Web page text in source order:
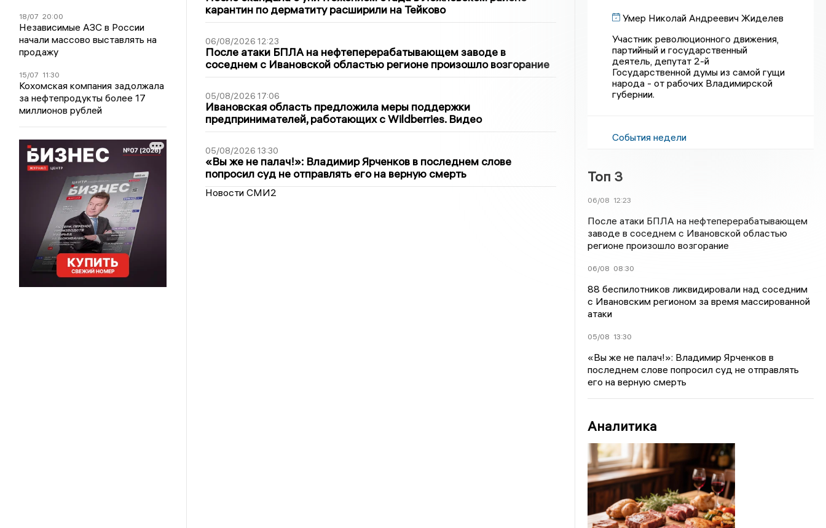
18/07 20:00
Независимые АЗС в России
начали массово выставлять на
продажу
15/07 11:30
Кохомская компания задолжала
за нефтепродукты более 17
миллионов рублей
карантин по дерматиту расширили на Тейково
06/08/2026 12:23
После атаки БПЛА на нефтеперерабатывающем заводе в
соседнем с Ивановской областью регионе произошло возгорание
05/08/2026 17:06
Ивановская область предложила меры поддержки
предпринимателей, работающих с Wildberries. Видео
05/08/2026 13:30
«Вы же не палач!»: Владимир Ярченков в последнем слове
попросил суд не отправлять его на верную смерть
Новости СМИ2
Умер Николай Андреевич Жиделев
Участник революционного движения,
партийный и государственный
деятель, депутат 2-й
Государственной думы из самой гущи
народа - от рабочих Владимирской
губернии.
События недели
Топ 3
06/08 12:23
После атаки БПЛА на нефтеперерабатывающем
заводе в соседнем с Ивановской областью
регионе произошло возгорание
06/08 08:30
88 беспилотников ликвидировали над соседним
с Ивановским регионом за время массированной
атаки
05/08 13:30
«Вы же не палач!»: Владимир Ярченков в
последнем слове попросил суд не отправлять
его на верную смерть
Аналитика